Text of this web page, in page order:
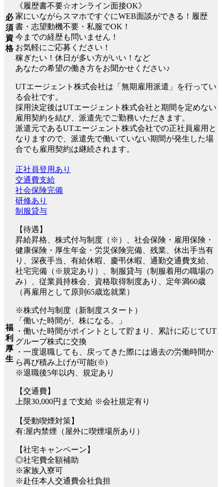
必
須
資
格
《履歴書不要☆オンライン面接OK》
家にいながらスマホですぐにWEB面談ができる！履歴
書・志望動機不要・私服でOK！
今までの経歴も問いません！
お気軽にご応募ください！
稼ぎたい！休日が多い方がいい！など
あなたの希望の働き方をお聞かせください♪
UTエージェント株式会社は「無期雇用派遣」を行ってい
る会社です。
採用決定後はUTエージェント株式会社と期間を定めない
雇用契約を結び、派遣先でご勤務いただきます。
派遣元であるUTエージェント株式会社での正社員雇用と
なりますので、派遣先で働いていない期間が発生した場
合でも雇用契約は継続されます。
福
利
厚
生
正社員登用あり
交通費支給
社会保険完備
研修あり
制服貸与
【待遇】
昇給昇格、株式付与制度（※）、社会保険・雇用保険・
健康保険・厚生年金・労災保険完備、残業、休出手当有
り、深夜手当、有給休暇、慶弔休暇、通勤交通費支給、
社宅完備（※規定あり）、制服貸与（制服着用の職場の
み）、従業員持株会、資格取得制度あり、定年満60歳
（再雇用として原則65歳迄就業）
※株式付与制度（新制度スタート）
「働いた時間が、株になる。」
・働いた時間がポイントとして貯まり、累計に応じてUT
グループ株式に交換
・一度退職しても、戻ってきた際には過去の労働時間か
ら再び積み上げが可能(※)
※退職後5年以内、規定あり
【交通費】
上限30,000円まで支給 ※会社規定有り
【受動喫煙対策】
有:屋内禁煙（屋外に喫煙場所あり）
【社宅キャンペーン】
◎社宅費全額補助
※家族入寮可
※赴任本人交通費会社負担